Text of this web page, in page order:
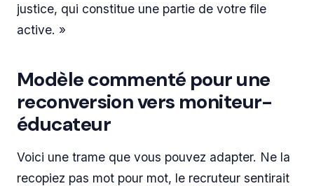
justice, qui constitue une partie de votre file
active. »
Modèle commenté pour une
reconversion vers moniteur-
éducateur
Voici une trame que vous pouvez adapter. Ne la
recopiez pas mot pour mot, le recruteur sentirait